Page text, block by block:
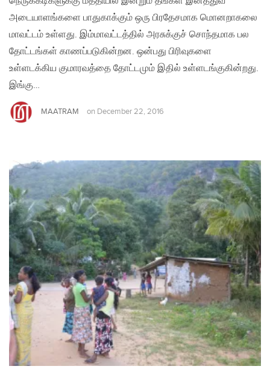
அடையாளங்களை பாதுகாக்கும் ஒரு பிரதேசமாக மொனறாகலை
மாவட்டம் உள்ளது. இம்மாவட்டத்தில் அரசுக்குச் சொந்தமாக பல
தோட்டங்கள் காணப்படுகின்றன. ஒன்பது பிரிவுகளை
உள்ளடக்கிய குமாரவத்தை தோட்டமும் இதில் உள்ளடங்குகின்றது.
இங்கு…
MAATRAM on December 22, 2016